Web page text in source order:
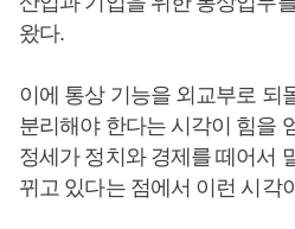
왔다.
이에 통상 기능을 외교부로 되
분리해야 한다는 시각이 힘을
정세가 정치와 경제를 떼어서
뀌고 있다는 점에서 이런 시각